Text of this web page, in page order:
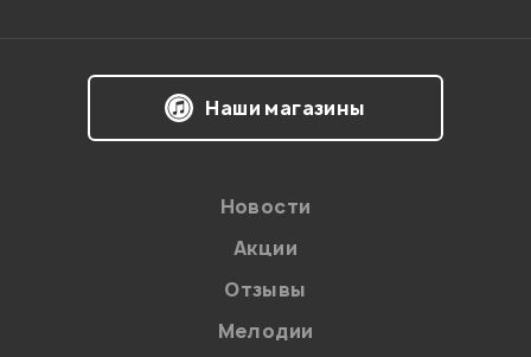
Наши магазины
Новости
Акции
Отзывы
Мелодии